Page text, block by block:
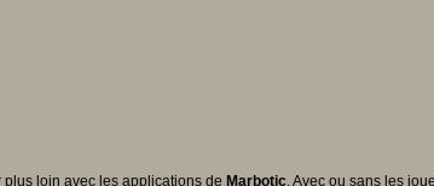
plus loin avec les applications de Marbotic. Avec ou sans les